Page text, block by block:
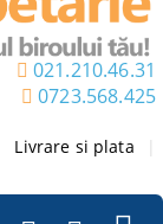
021.210.46.31
0723.568.425
Livrare si plata